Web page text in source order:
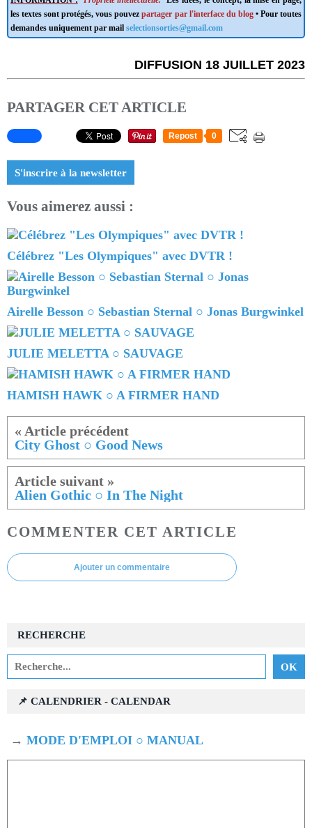
les textes sont protégés, vous pouvezpartager par l'interface du blog• Pour toutes
demandes uniquement par mail selectionsorties@gmail.com
DIFFUSION 18 JUILLET 2023
PARTAGER CET ARTICLE
Repost 0
S'inscrire à la newsletter
Vous aimerez aussi :
Célébrez "Les Olympiques" avec DVTR !
Airelle Besson ○ Sebastian Sternal ○ Jonas Burgwinkel
JULIE MELETTA ○ SAUVAGE
HAMISH HAWK ○ A FIRMER HAND
City Ghost ○ Good News
Alien Gothic ○ In The Night
COMMENTER CET ARTICLE
Ajouter un commentaire
RECHERCHE
📌 CALENDRIER - CALENDAR
→ MODE D'EMPLOI ○ MANUAL